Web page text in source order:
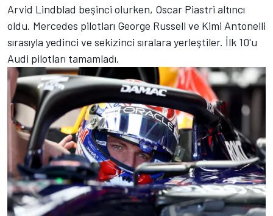
Arvid Lindblad beşinci olurken, Oscar Piastri altıncı
oldu. Mercedes pilotları George Russell ve Kimi Antonelli
sırasıyla yedinci ve sekizinci sıralara yerleştiler. İlk 10'u
Audi pilotları tamamladı.